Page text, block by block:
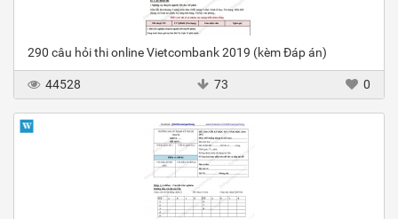
290 câu hỏi thi online Vietcombank 2019 (kèm Đáp án)
44528 73 0